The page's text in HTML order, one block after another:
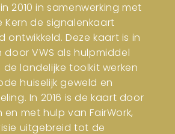
2010 in samenwerking met
Kern de signalenkaart
ontwikkeld. Deze kaart is in
door VWS als hulpmiddel
landelijke toolkit werken
huiselijk geweld en
In 2016 is de kaart door
en met hulp van FairWork,
uitgebreid tot de